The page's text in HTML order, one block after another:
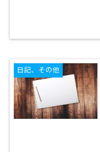
日記、その他